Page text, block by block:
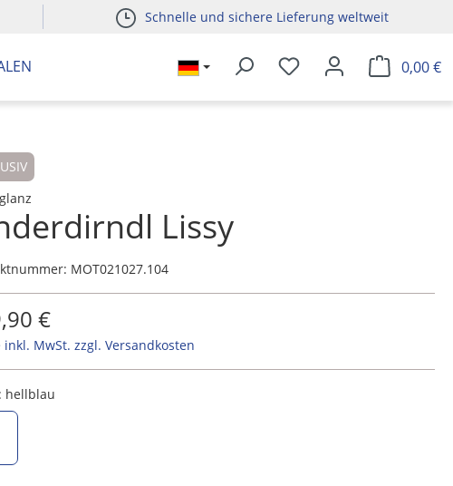
Schnelle und sichere Lieferung weltweit
0,00 €
Lissy
MOT021027.104
€
inkl. MwSt. zzgl. Versandkosten
hellblau